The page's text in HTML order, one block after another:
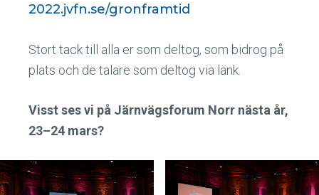
2022.jvfn.se/gronframtid
Stort tack till alla er som deltog, som bidrog på
plats och de talare som deltog via länk.
Visst ses vi på Järnvägsforum Norr nästa år,
23–24 mars?